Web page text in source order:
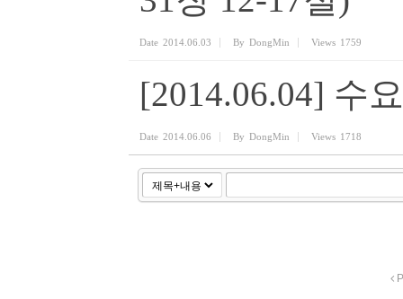
Date 2014.06.03 By DongMin Views 1759
[2014.06.04] 수
Date 2014.06.06 By DongMin Views 1718